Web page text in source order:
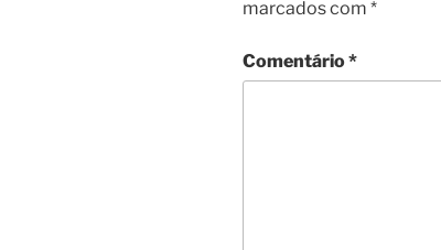
marcados com *
Comentário*